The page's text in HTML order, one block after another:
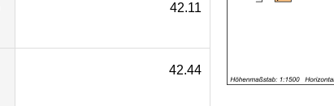
42.11
42.44